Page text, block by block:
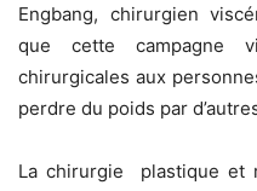
Engbang, chirurgien
que cette campagne
chirurgicales aux
perdre du poids par
La chirurgie plastique et